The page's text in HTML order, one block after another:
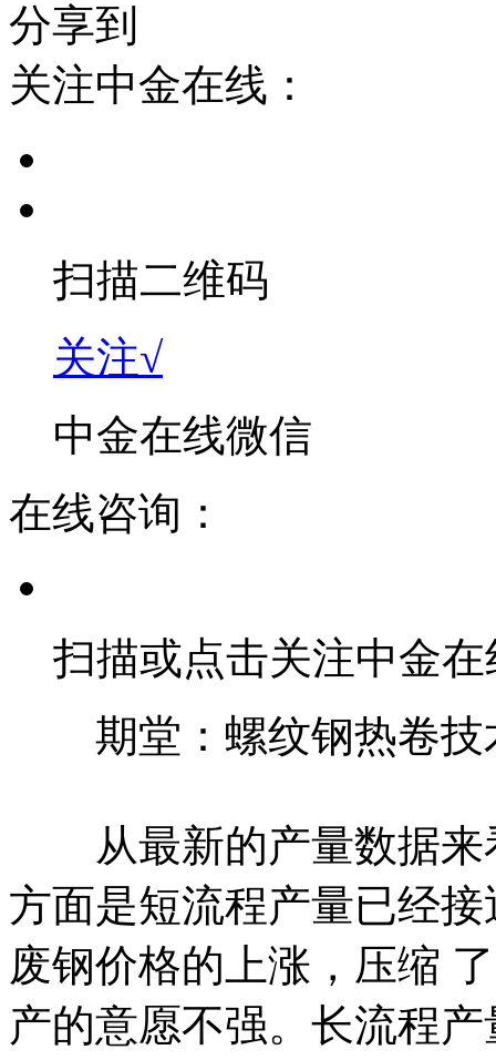
分享到
关注中金在线：
扫描二维码
关注√
中金在线微信
在线咨询：
扫描或点击关注中金
期堂：螺纹钢热卷技
从最新的产量数据来
方面是短流程产量已经
废钢价格的上涨，压缩
产的意愿不强。长流程